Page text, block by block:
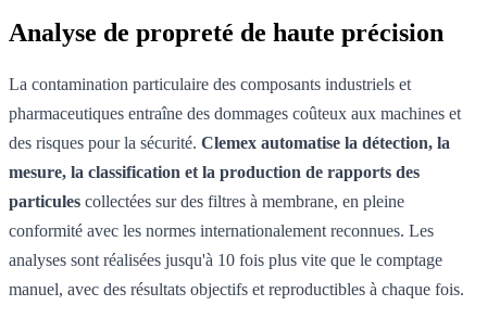
Analyse de propreté de haute précision
La contamination particulaire des composants industriels et
pharmaceutiques entraîne des dommages coûteux aux machines et
des risques pour la sécurité. Clemex automatise la détection, la
mesure, la classification et la production de rapports des
particules collectées sur des filtres à membrane, en pleine
conformité avec les normes internationalement reconnues. Les
analyses sont réalisées jusqu'à 10 fois plus vite que le comptage
manuel, avec des résultats objectifs et reproductibles à chaque fois.